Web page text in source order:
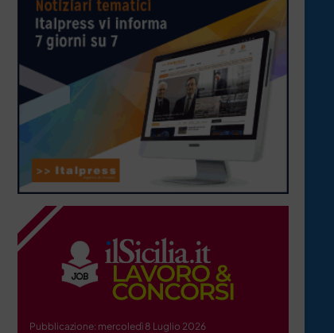
Pubblicazione: mercoledì 8 Luglio 2026